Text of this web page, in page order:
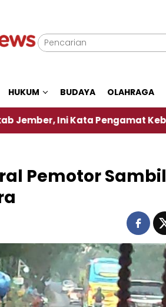
HUKUM BUDAYA OLAHRAGA
Kata Pengamat Kebijakan
Pemotor Sambil